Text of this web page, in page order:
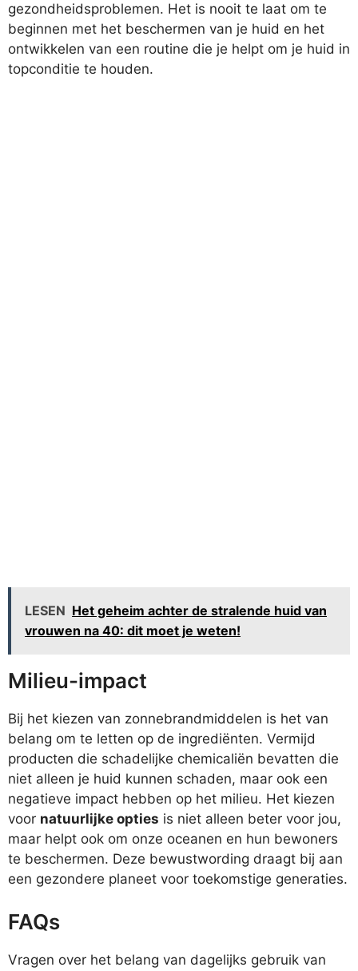
gezondheidsproblemen. Het is nooit te laat om te
beginnen met het beschermen van je huid en het
ontwikkelen van een routine die je helpt om je huid in
topconditie te houden.
LESEN Het geheim achter de stralende huid van
vrouwen na 40: dit moet je weten!
Milieu-impact
Bij het kiezen van zonnebrandmiddelen is het van
belang om te letten op de ingrediënten. Vermijd
producten die schadelijke chemicaliën bevatten die
niet alleen je huid kunnen schaden, maar ook een
negatieve impact hebben op het milieu. Het kiezen
voor natuurlijke opties is niet alleen beter voor jou,
maar helpt ook om onze oceanen en hun bewoners
te beschermen. Deze bewustwording draagt bij aan
een gezondere planeet voor toekomstige generaties.
FAQs
Vragen over het belang van dagelijks gebruik van